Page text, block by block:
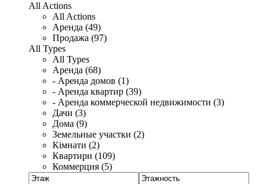
All Actions
All Actions
Аренда (49)
Продажа (97)
All Types
All Types
Аренда (68)
- Аренда домов (1)
- Аренда квартир (39)
- Аренда коммерческой недвижимости (3)
Дачи (3)
Дома (9)
Земельные участки (2)
Кімнати (2)
Квартири (109)
Коммерция (5)